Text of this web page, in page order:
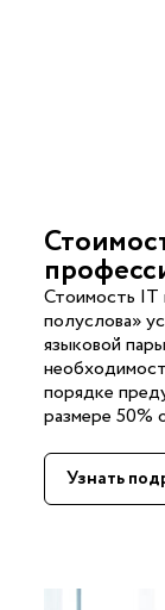
Стоимость IT
полуслова»
языковой
порядке
размере 50%
Узнать